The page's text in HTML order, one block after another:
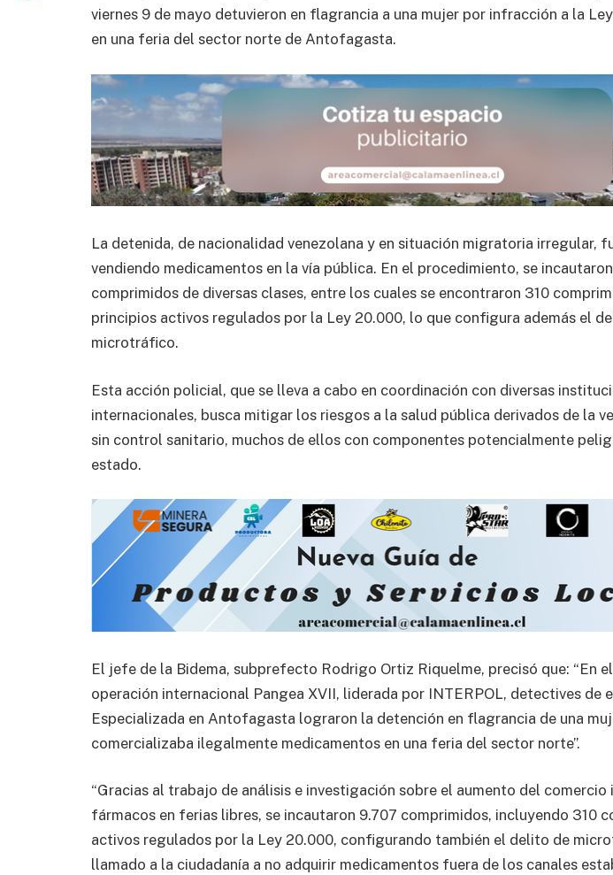
viernes 9 de mayo detuvieron en flagrancia a una mujer por infracción a la
en una feria del sector norte de Antofagasta.
La detenida, de nacionalidad venezolana y en situación migratoria irregular,
vendiendo medicamentos en la vía pública. En el procedimiento, se
comprimidos de diversas clases, entre los cuales se encontraron 310
principios activos regulados por la Ley 20.000, lo que configura además el
microtráfico.
Esta acción policial, que se lleva a cabo en coordinación con diversas
internacionales, busca mitigar los riesgos a la salud pública derivados de la
sin control sanitario, muchos de ellos con componentes potencialmente
estado.
El jefe de la Bidema, subprefecto Rodrigo Ortiz Riquelme, precisó que: “En
operación internacional Pangea XVII, liderada por INTERPOL, detectives de
Especializada en Antofagasta lograron la detención en flagrancia de una
comercializaba ilegalmente medicamentos en una feria del sector norte”.
“Gracias al trabajo de análisis e investigación sobre el aumento del comercio
fármacos en ferias libres, se incautaron 9.707 comprimidos, incluyendo 310
activos regulados por la Ley 20.000, configurando también el delito de
llamado a la ciudadanía a no adquirir medicamentos fuera de los canales